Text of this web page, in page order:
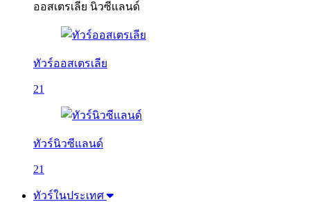
ออสเตรเลีย นิวซีแลนด์
ทัวร์ออสเตรเลีย
21
ทัวร์นิวซีแลนด์
21
ทัวร์ในประเทศ